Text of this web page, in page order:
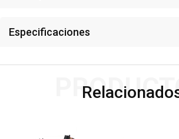
Especificaciones